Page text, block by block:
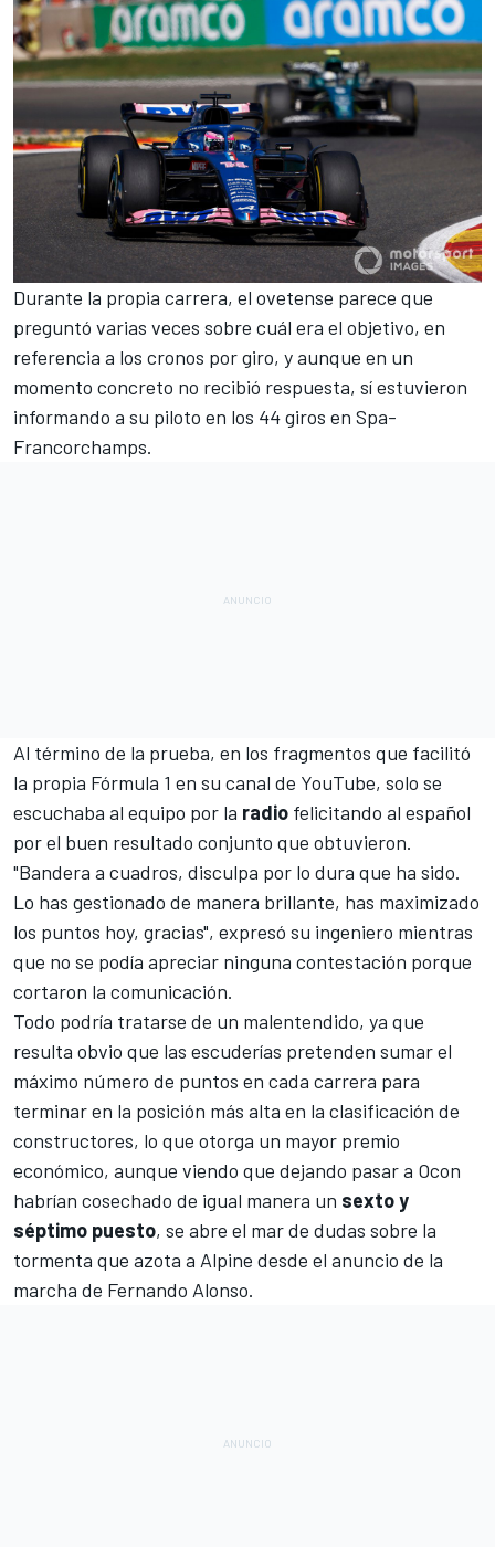
Durante la propia carrera, el ovetense parece que
preguntó varias veces sobre cuál era el objetivo, en
referencia a los cronos por giro, y aunque en un
momento concreto no recibió respuesta, sí estuvieron
informando a su piloto en los 44 giros en Spa-
Francorchamps.
Al término de la prueba, en los fragmentos que facilitó
la propia Fórmula 1 en su canal de YouTube, solo se
escuchaba al equipo por la radio felicitando al español
por el buen resultado conjunto que obtuvieron.
"Bandera a cuadros, disculpa por lo dura que ha sido.
Lo has gestionado de manera brillante, has maximizado
los puntos hoy, gracias", expresó su ingeniero mientras
que no se podía apreciar ninguna contestación porque
cortaron la comunicación.
Todo podría tratarse de un malentendido, ya que
resulta obvio que las escuderías pretenden sumar el
máximo número de puntos en cada carrera para
terminar en la posición más alta en la clasificación de
constructores, lo que otorga un mayor premio
económico, aunque viendo que dejando pasar a Ocon
habrían cosechado de igual manera un sexto y
séptimo puesto, se abre el mar de dudas sobre la
tormenta que azota a Alpine desde el anuncio de la
marcha de Fernando Alonso.